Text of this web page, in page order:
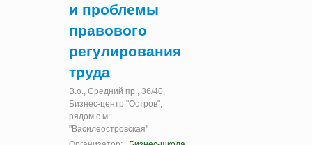
и проблемы
правового
регулирования
труда
В.о., Cредний пр., 36/40,
Бизнес-центр "Остров",
рядом с м.
"Василеостровская"